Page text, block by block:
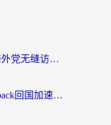
归雁加速器怎么升级快？海外党无缝访问国内资源的全攻略（附免费VPN推荐Dcard热门款）
海外党别被地域卡脖子！xback回国加速器选择全攻略，轻松刷剧玩国服